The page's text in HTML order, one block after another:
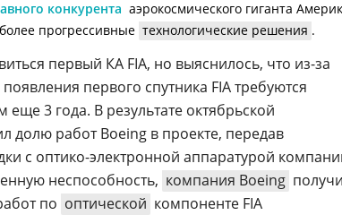
конкурента  аэрокосмического гиганта
прогрессивные технологические решения .
первый КА FIA, но выяснилось, что из-за
первого спутника FIA требуются
3 года. В результате октябрьской
долю работ Boeing в проекте, передав
с оптико-электронной аппаратурой
неспособность, компания Boeing
по оптической компоненте FIA